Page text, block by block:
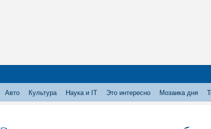
Авто Культура Наука и IT Это интересно Мозаика дня